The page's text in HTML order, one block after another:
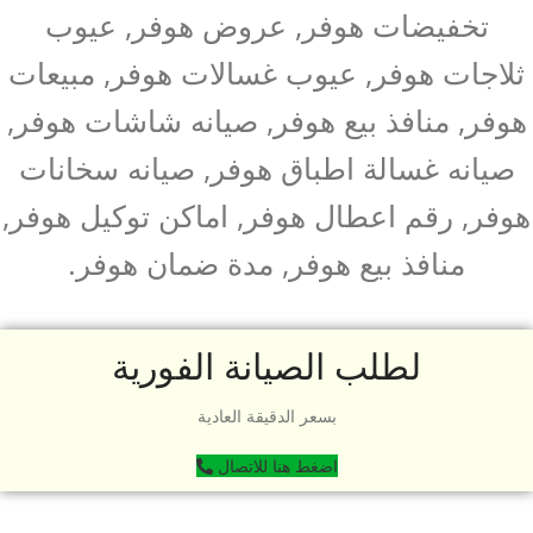
تخفيضات هوفر, عروض هوفر, عيوب
ثلاجات هوفر, عيوب غسالات هوفر, مبيعات
هوفر, منافذ بيع هوفر, صيانه شاشات هوفر,
صيانه غسالة اطباق هوفر, صيانه سخانات
هوفر, رقم اعطال هوفر, اماكن توكيل هوفر,
منافذ بيع هوفر, مدة ضمان هوفر.
لطلب الصيانة الفورية
بسعر الدقيقة العادية
اضغط هنا للاتصال